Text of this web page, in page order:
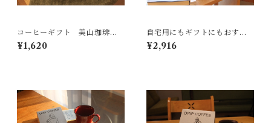
コーヒーギフト 美山珈琲
茶屋の朝陽 5P ドリップバ
ッグ スペシャルティコーヒ
¥1,620
自宅用にもギフトにもおすす
め！リキッドコーヒー anyti
me
¥2,916